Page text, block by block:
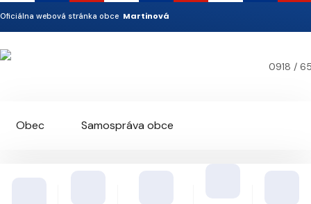
Oficiálna webová stránka obce Martinová
0918 /
Obec Samospráva obce